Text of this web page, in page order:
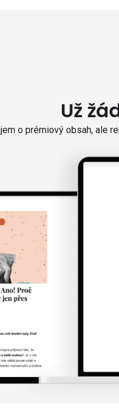
Už
o prémiový obsah, ale